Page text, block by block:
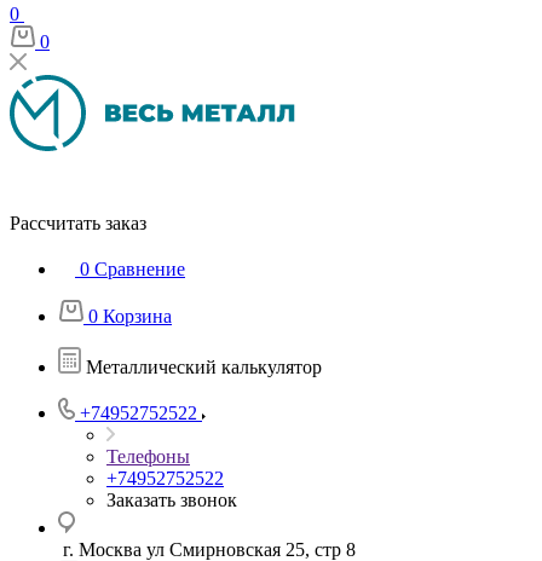
0
0
Рассчитать заказ
0 Сравнение
0 Корзина
Металлический калькулятор
+74952752522
Телефоны
+74952752522
Заказать звонок
г. Москва ул Смирновская 25, стр 8